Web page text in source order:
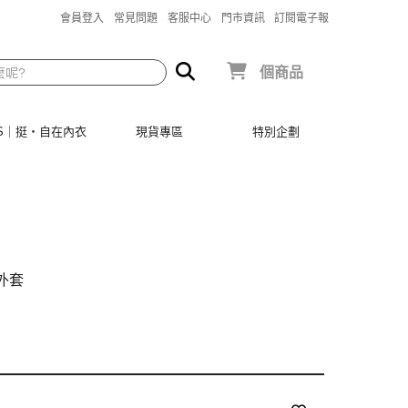
會員登入 常見問題 客服中心 門市資訊 訂閱電子報
個商品
｜挺‧自在內衣 現貨專區 特別企劃
套